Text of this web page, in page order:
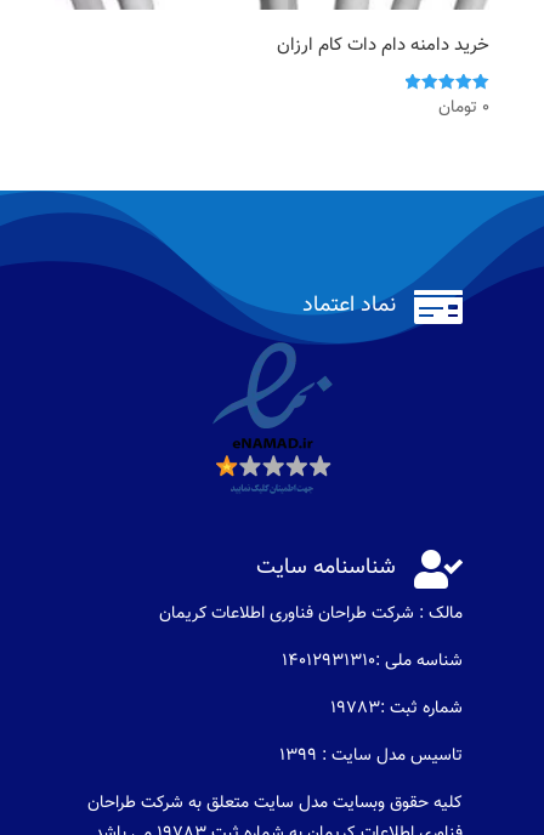
خرید دامنه دام دات کام ارزان
امتیاز
5.000 تومان
 نماد اعتماد
 شناسنامه سایت
مالک : شرکت طراحان فناوری اطلاعات كريمان
شناسه ملی :14012931310
شماره ثبت :19783
تاسیس مدل سایت : 1399
کلیه حقوق وبسایت مدل سایت متعلق به شرکت طراحان